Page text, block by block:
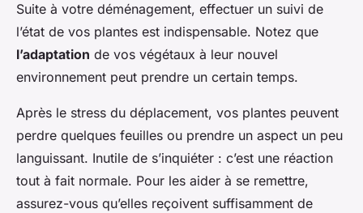
Suite à votre déménagement, effectuer un suivi de
l’état de vos plantes est indispensable. Notez que
l’adaptation de vos végétaux à leur nouvel
environnement peut prendre un certain temps.
Après le stress du déplacement, vos plantes peuvent
perdre quelques feuilles ou prendre un aspect un peu
languissant. Inutile de s’inquiéter : c’est une réaction
tout à fait normale. Pour les aider à se remettre,
assurez-vous qu’elles reçoivent suffisamment de